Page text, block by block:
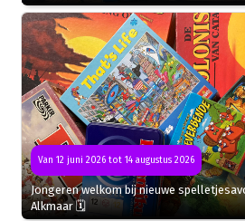
Van 12 juni 2026 tot 14 augustus 2026
Jongeren welkom bij nieuwe
Alkmaar 🗓